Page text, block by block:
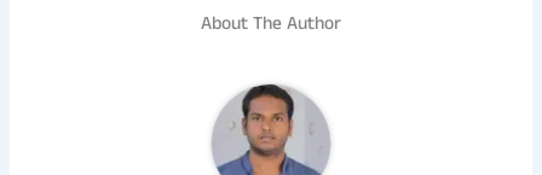
About The Author